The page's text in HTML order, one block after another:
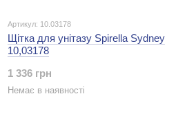
Артикул: 10.03178
Щітка для унітазу Spirella Sydney
10,03178
1 336 грн
Немає в наявності